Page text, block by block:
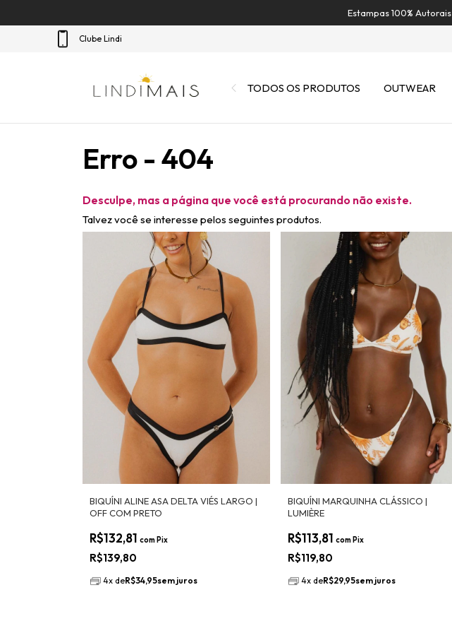
Estampas 100% Autorais
Clube Lindi
TODOS OS PRODUTOS OUTWEAR
Erro - 404
Desculpe, mas a página que você está procurando não existe.
Talvez você se interesse pelos seguintes produtos.
BIQUÍNI ALINE ASA DELTA VIÉS LARGO |
OFF COM PRETO
R$139,80
R$132,81 com Pix
4x deR$34,95sem juros
BIQUÍNI MARQUINHA CLÁSSICO |
LUMIÈRE
R$119,80
R$113,81com Pix
4x deR$29,95sem juros